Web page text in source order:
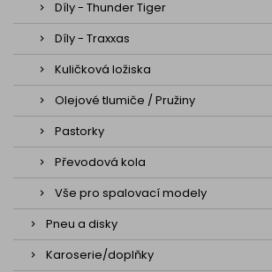
Díly - Thunder Tiger
Díly - Traxxas
Kuličková ložiska
Olejové tlumiče / Pružiny
Pastorky
Převodová kola
Vše pro spalovací modely
Pneu a disky
Karoserie/doplňky